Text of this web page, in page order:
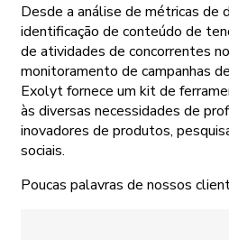
Desde a análise de métricas de
identificação de conteúdo de
de atividades de concorrentes
monitoramento de campanhas
Exolyt fornece um kit de
às diversas necessidades de
inovadores de produtos,
sociais.
Poucas palavras de nossos